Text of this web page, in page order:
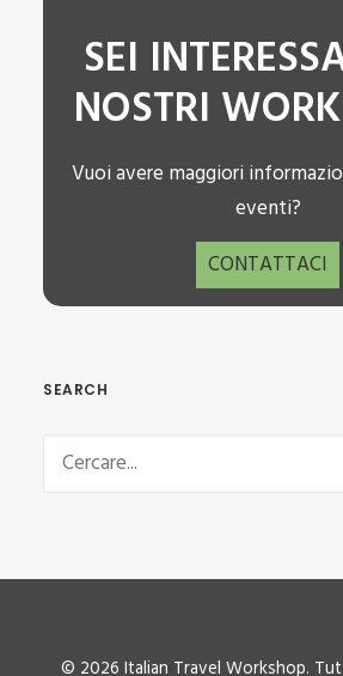
SEI
NOSTRI
Vuoi avere maggiori
eventi?
CONTATTACI
SEARCH
© 2026 Italian Travel Workshop.